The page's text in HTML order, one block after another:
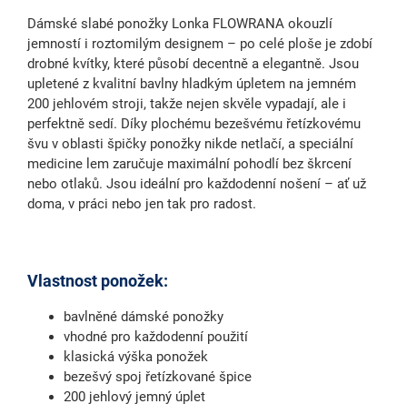
Dámské slabé ponožky Lonka FLOWRANA okouzlí
jemností i roztomilým designem – po celé ploše je zdobí
drobné kvítky, které působí decentně a elegantně. Jsou
upletené z kvalitní bavlny hladkým úpletem na jemném
200 jehlovém stroji, takže nejen skvěle vypadají, ale i
perfektně sedí. Díky plochému bezešvému řetízkovému
švu v oblasti špičky ponožky nikde netlačí, a speciální
medicine lem zaručuje maximální pohodlí bez škrcení
nebo otlaků. Jsou ideální pro každodenní nošení – ať už
doma, v práci nebo jen tak pro radost.
Vlastnost ponožek:
bavlněné dámské ponožky
vhodné pro každodenní použití
klasická výška ponožek
bezešvý spoj řetízkované špice
200 jehlový jemný úplet